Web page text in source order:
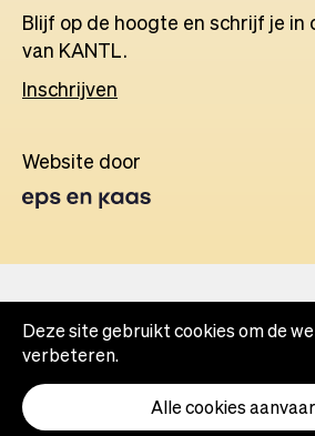
Blijf op de hoogte en schrijf je in
van KANTL.
Inschrijven
Website door
in
tab
Deze site gebruikt cookies om de
verbeteren.
Alle cookies